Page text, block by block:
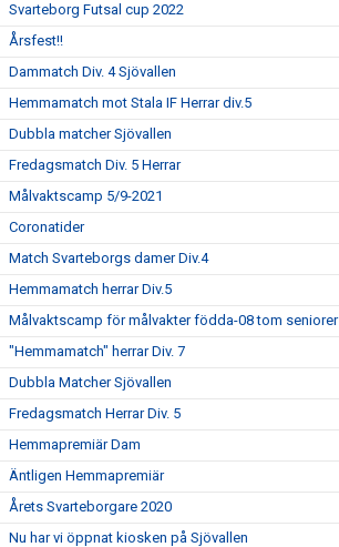
Svarteborg Futsal cup 2022
Årsfest!!
Dammatch Div. 4 Sjövallen
Hemmamatch mot Stala IF Herrar div.5
Dubbla matcher Sjövallen
Fredagsmatch Div. 5 Herrar
Målvaktscamp 5/9-2021
Coronatider
Match Svarteborgs damer Div.4
Hemmamatch herrar Div.5
Målvaktscamp för målvakter födda-08 tom seniorer
"Hemmamatch" herrar Div. 7
Dubbla Matcher Sjövallen
Fredagsmatch Herrar Div. 5
Hemmapremiär Dam
Äntligen Hemmapremiär
Årets Svarteborgare 2020
Nu har vi öppnat kiosken på Sjövallen